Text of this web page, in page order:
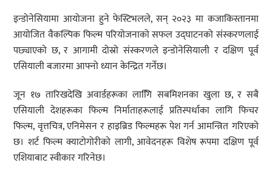
इन्डोनेसियामा आयोजना हुने फेस्टिभलले, सन् २०२३ मा कजाकिस्तानमा
आयोजित वैकल्पिक फिल्म परियोजनाको सफल उद्घाटनको संस्करणलाई
पछ्याएको छ, र आगामी दोस्रो संस्करणले इन्डोनेसियाली र दक्षिण पूर्व
एसियाली बजारमा आफ्नो ध्यान केन्द्रित गर्नेछ।
जून १७ तारिखदेखि अवार्डहरूका लागिि सबमिशनका खुला छ, र सबै
एसियाली देशहरूका फिल्म निर्माताहरूलाई प्रतिस्पर्धाका लागि फिचर
फिल्म, वृत्तचित्र, एनिमेसन र हाइब्रिड फिल्महरू पेश गर्न आमन्त्रित गरिएको
छ। शर्ट फिल्म क्याटोगोरीको लागी, आवेदनहरू विशेष रूपमा दक्षिण पूर्व
एशियाबाट स्वीकार गरिनेछ।